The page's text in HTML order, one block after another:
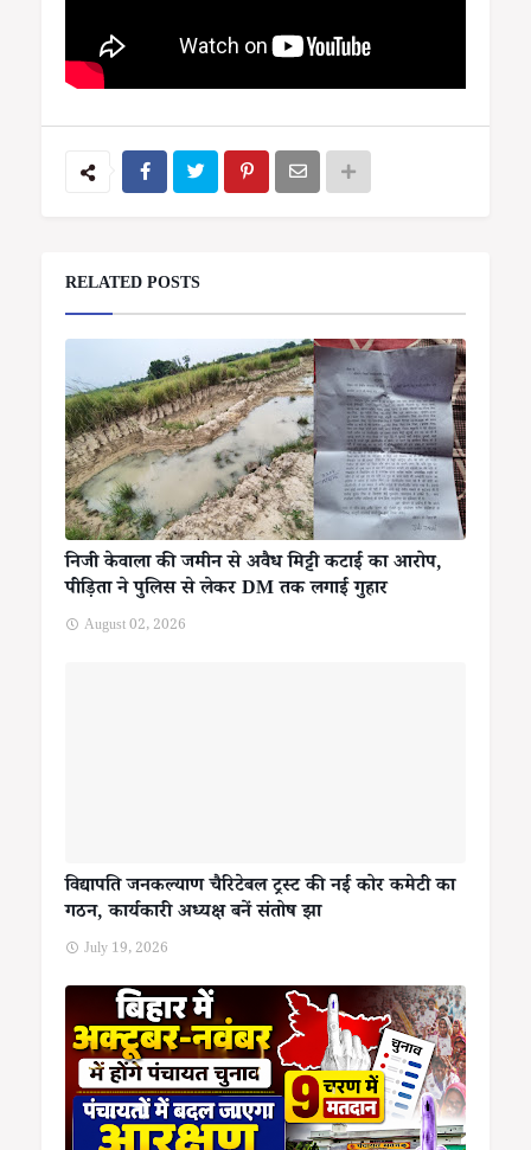
RELATED POSTS
निजी केवाला की जमीन से अवैध मिट्टी कटाई का आरोप,
पीड़िता ने पुलिस से लेकर DM तक लगाई गुहार
August 02, 2026
विद्यापति जनकल्याण चैरिटेबल ट्रस्ट की नई कोर कमेटी का
गठन, कार्यकारी अध्यक्ष बनें संतोष झा
July 19, 2026